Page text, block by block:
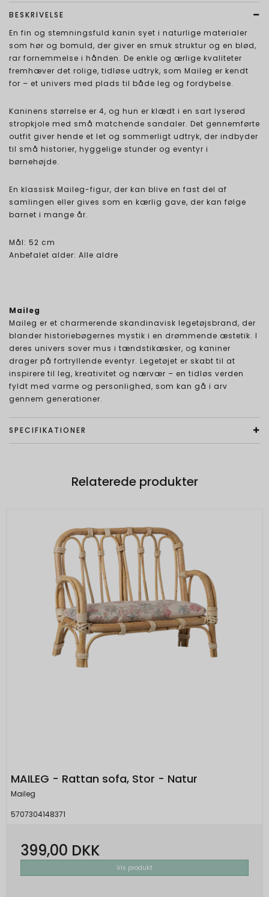
BESKRIVELSE
En fin og stemningsfuld kanin syet i naturlige materialer
som hør og bomuld, der giver en smuk struktur og en blød,
rar fornemmelse i hånden. De enkle og ærlige kvaliteter
fremhæver det rolige, tidløse udtryk, som Maileg er kendt
for – et univers med plads til både leg og fordybelse.
Kaninens størrelse er 4, og hun er klædt i en sart lyserød
stropkjole med små matchende sandaler. Det gennemførte
outfit giver hende et let og sommerligt udtryk, der indbyder
til små historier, hyggelige stunder og eventyr i
børnehøjde.
En klassisk Maileg-figur, der kan blive en fast del af
samlingen eller gives som en kærlig gave, der kan følge
barnet i mange år.
Mål: 52 cm
Anbefalet alder: Alle aldre
Maileg
Maileg er et charmerende skandinavisk legetøjsbrand, der
blander historiebøgernes mystik i en drømmende æstetik. I
deres univers sover mus i tændstikæsker, og kaniner
drager på fortryllende eventyr. Legetøjet er skabt til at
inspirere til leg, kreativitet og nærvær – en tidløs verden
fyldt med varme og personlighed, som kan gå i arv
gennem generationer.
SPECIFIKATIONER
Relaterede produkter
MAILEG - Rattan sofa, Stor - Natur
Maileg
5707304148371
399,00 DKK
Vis produkt